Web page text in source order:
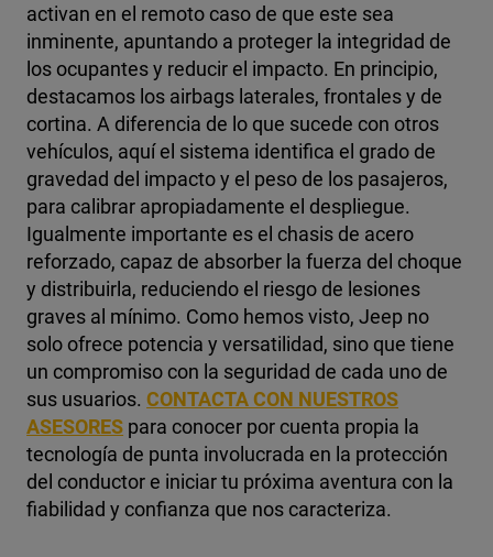
activan en el remoto caso de que este sea
inminente, apuntando a proteger la integridad de
los ocupantes y reducir el impacto. En principio,
destacamos los airbags laterales, frontales y de
cortina. A diferencia de lo que sucede con otros
vehículos, aquí el sistema identifica el grado de
gravedad del impacto y el peso de los pasajeros,
para calibrar apropiadamente el despliegue.
Igualmente importante es el chasis de acero
reforzado, capaz de absorber la fuerza del choque
y distribuirla, reduciendo el riesgo de lesiones
graves al mínimo. Como hemos visto, Jeep no
solo ofrece potencia y versatilidad, sino que tiene
un compromiso con la seguridad de cada uno de
sus usuarios.CONTACTA CON NUESTROS
ASESORES para conocer por cuenta propia la
tecnología de punta involucrada en la protección
del conductor e iniciar tu próxima aventura con la
fiabilidad y confianza que nos caracteriza.